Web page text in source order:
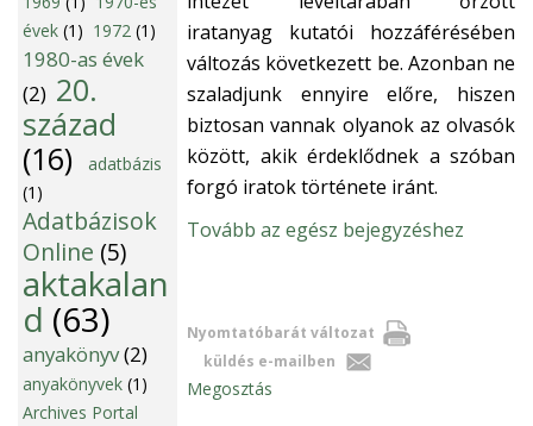
évek (1) 1972 (1)
1980-as évek
(2) 20.
század
(16)
adatbázis
(1)
Adatbázisok
Online (5)
aktakalan
d (63)
anyakönyv(2)
anyakönyvek (1)
Archives Portal
iratanyag kutatói hozzáférésében
változás következett be. Azonban ne
szaladjunk ennyire előre, hiszen
biztosan vannak olyanok az olvasók
között, akik érdeklődnek a szóban
forgó iratok története iránt.
Tovább az egész bejegyzéshez
Nyomtatóbarát változat
küldés e-mailben
Megosztás